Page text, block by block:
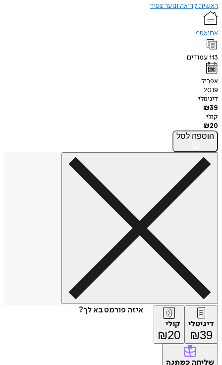
ראשית קריאה ונוער צעיר
אחיאסף
113עמודים
אפריל
2019
דיגיטלי
₪39
קולי
₪20
הוספה לסל
איזה פורמט בא לך?
דיגיטלי
₪39
קולי
₪20
שליחה כמתנה